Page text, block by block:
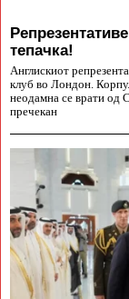
тепачка!
Англискиот
клуб во Лондон.
неодамна се врати од
пречекан